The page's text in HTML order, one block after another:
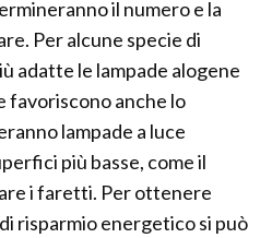
il numero e la
Per alcune specie di
adatte le lampade alogene
favoriscono anche lo
lampade a luce
più basse, come il
i faretti. Per ottenere
risparmio energetico si può